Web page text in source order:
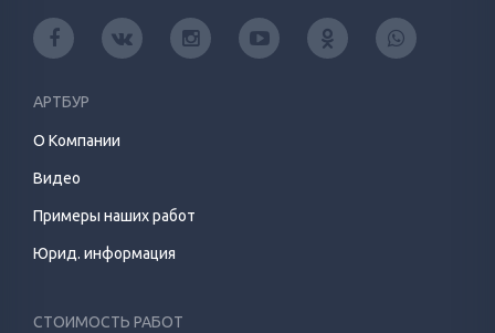
АРТБУР
О Компании
Видео
Примеры наших работ
Юрид. информация
СТОИМОСТЬ РАБОТ